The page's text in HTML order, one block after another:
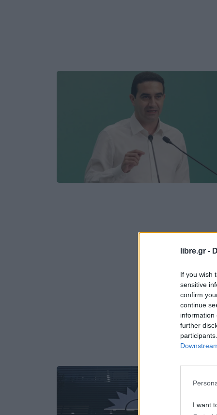
libre.gr -
If you wish
sensitive
confirm
continue
information
further
I want